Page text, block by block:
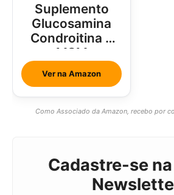
Suplemento
Glucosamina
Condroitina e
MSM
Ver na Amazon
Como Associado da Amazon, recebo por
Cadastre-se